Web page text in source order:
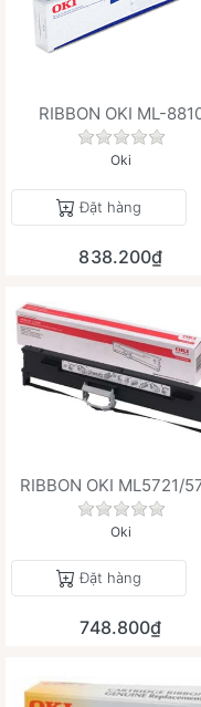
RIBBON OKI ML-
Chưa có
Oki
Đặt hàng
838.200₫
RIBBON OKI ML5721/
Chưa có
Oki
Đặt hàng
748.800₫